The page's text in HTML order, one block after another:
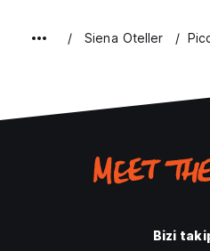
Siena Oteller
Bizi